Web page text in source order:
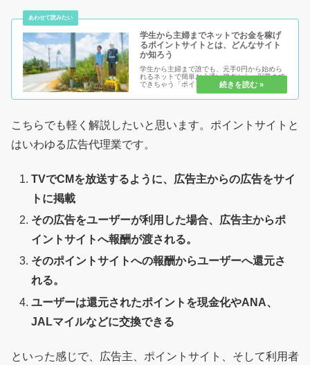
学生から主婦までネットでお金を稼げ
るポイントサイトとは、どんなサイト
か知ろう
学生から主婦まで誰でも、元手0円から始めら
れるネットで簡単お小遣い稼ぎから、副業まで
できちゃう「ポイントサイト」または「お小遣
いサイト」とは！何をするにも、知る事が大事
です。知らないからこそ、不安があり、始める
こちらでも軽く解説したいと思います。ポイントサイトと
はいわゆる広告代理業です。
TVでCMを放送するように、広告主からの広告をサイ
トに掲載
その広告をユーザーが利用した場合、広告主からポ
イントサイトへ報酬が渡される。
そのポイントサイトへの報酬からユーザーへ還元さ
れる。
ユーザーは還元されたポイントを現金化やANA、
JALマイルなどに交換できる
といった感じで、広告主、ポイントサイト、そして利用者